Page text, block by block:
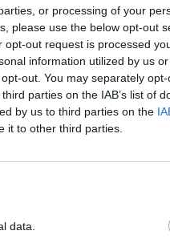
or processing of your
please use the below opt-out
out request is processed
information utilized by us
out. You may separately
parties on the IAB’s list of
by us to third parties on the
it to other third parties.
data.
affette da
filo
Olimpiadi.
gestisce un